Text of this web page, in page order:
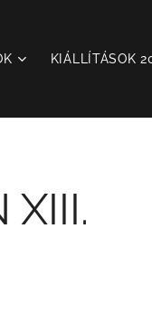
KIÁLLÍTÁSOK
XIII.